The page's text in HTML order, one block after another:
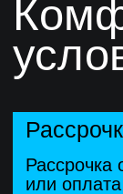
Поддержка
и ревью